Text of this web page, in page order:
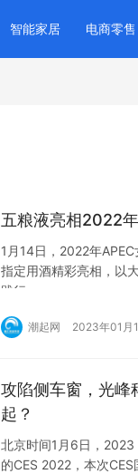
智能家居 电商零售
五粮液亮相2022
1月14日，2022年
指定用酒精彩亮相，以
践行
潮起网 2023年01月
攻陷侧车窗，光峰
起？
北京时间1月6日，2023
的CES 2022，本次